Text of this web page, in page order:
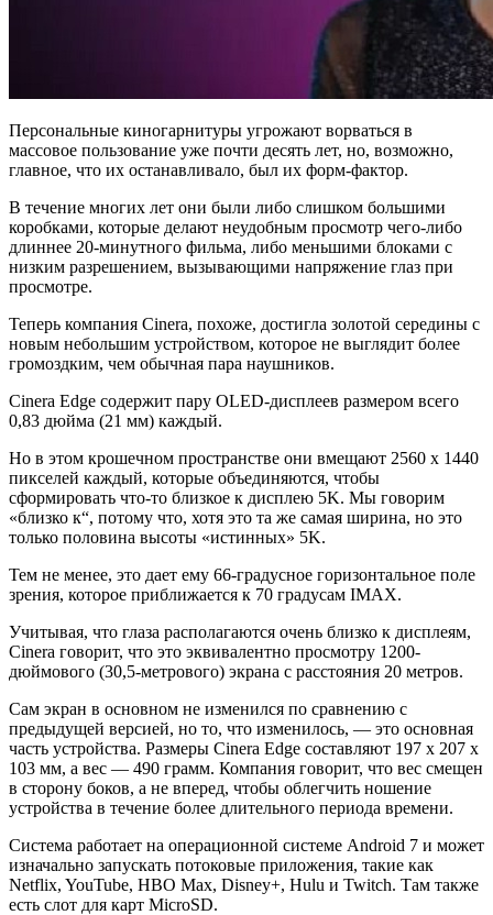
Персональные киногарнитуры угрожают ворваться в
массовое пользование уже почти десять лет, но, возможно,
главное, что их останавливало, был их форм-фактор.
В течение многих лет они были либо слишком большими
коробками, которые делают неудобным просмотр чего-либо
длиннее 20-минутного фильма, либо меньшими блоками с
низким разрешением, вызывающими напряжение глаз при
просмотре.
Теперь компания Cinera, похоже, достигла золотой середины с
новым небольшим устройством, которое не выглядит более
громоздким, чем обычная пара наушников.
Cinera Edge содержит пару OLED-дисплеев размером всего
0,83 дюйма (21 мм) каждый.
Но в этом крошечном пространстве они вмещают 2560 х 1440
пикселей каждый, которые объединяются, чтобы
сформировать что-то близкое к дисплею 5K. Мы говорим
«близко к“, потому что, хотя это та же самая ширина, но это
только половина высоты «истинных» 5K.
Тем не менее, это дает ему 66-градусное горизонтальное поле
зрения, которое приближается к 70 градусам IMAX.
Учитывая, что глаза располагаются очень близко к дисплеям,
Cinera говорит, что это эквивалентно просмотру 1200-
дюймового (30,5-метрового) экрана с расстояния 20 метров.
Сам экран в основном не изменился по сравнению с
предыдущей версией, но то, что изменилось, — это основная
часть устройства. Размеры Cinera Edge составляют 197 x 207 x
103 мм, а вес — 490 грамм. Компания говорит, что вес смещен
в сторону боков, а не вперед, чтобы облегчить ношение
устройства в течение более длительного периода времени.
Система работает на операционной системе Android 7 и может
изначально запускать потоковые приложения, такие как
Netflix, YouTube, HBO Max, Disney+, Hulu и Twitch. Там также
есть слот для карт MicroSD.